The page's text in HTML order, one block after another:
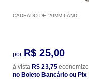
CADEADO DE 20MM LAND
por R$ 25,00
à vista R$ 23,75 economize
no Boleto Bancário ou Pix